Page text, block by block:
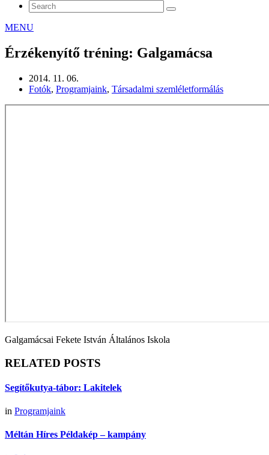
MENU
Érzékenyítő tréning: Galgamácsa
2014. 11. 06.
Fotók, Programjaink, Társadalmi szemléletformálás
Galgamácsai Fekete István Általános Iskola
RELATED POSTS
Segítőkutya-tábor: Lakitelek
in Programjaink
Méltán Híres Példakép – kampány